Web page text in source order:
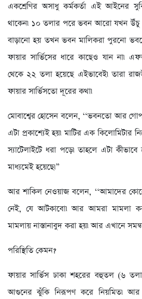
একশ্রেণির অসাধু কর্মকর্তা এই আইনের
থাকেন৷ ১০ তলার পরে ভবন আরো যখন
বাড়ানো হয় তখন ভবন মালিকরা পুরনো
ফায়ার সার্ভিসের ধারে কাছেও যান না৷
থেকে ২২ তলা হয়েছে এইভাবেই৷ তারা
ফায়ার সার্ভিসতো দূরের কথা৷
মোবাশ্বের হোসেন বলেন, ‘‘ভবনতো আর
এটা প্রকাশ্যেই হয়৷ মাটির এক কিলোমিটার
স্যাটেলাইটে ধরা পড়ে৷ তাহলে এটা
মাধ্যমেই হয়েছে৷”
আর শাকিল নেওয়াজ বলেন, ‘‘আমাদের কোনো
নেই, যে আটকাবো৷ আর আমরা মামলা
মামলায় নাস্তানাবুদ করা হয়৷ আর এখানে
পরিস্থিতি কেমন?
ফায়ার সার্ভিস ঢাকা শহরের বহুতল (৬
আগুনের ঝুঁকি নিরূপণ করে নিয়মিত৷